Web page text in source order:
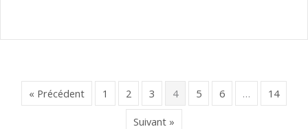
« Précédent 1 2 3 4 5 6 … 14
Suivant »